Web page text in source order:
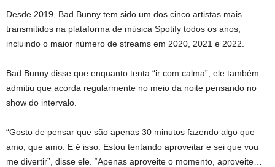
Desde 2019, Bad Bunny tem sido um dos cinco artistas mais
transmitidos na plataforma de música Spotify todos os anos,
incluindo o maior número de streams em 2020, 2021 e 2022.
Bad Bunny disse que enquanto tenta “ir com calma”, ele também
admitiu que acorda regularmente no meio da noite pensando no
show do intervalo.
“Gosto de pensar que são apenas 30 minutos fazendo algo que
amo, que amo. E é isso. Estou tentando aproveitar e sei que vou
me divertir”, disse ele. “Apenas aproveite o momento, aproveite…